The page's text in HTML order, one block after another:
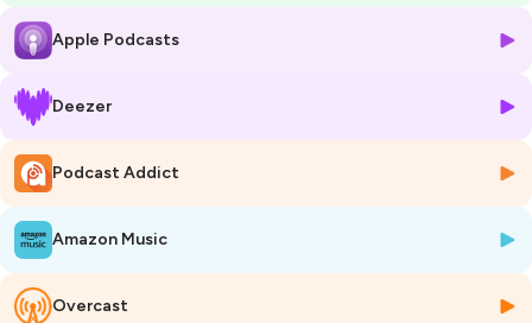
Apple Podcasts
Deezer
Podcast Addict
Amazon Music
Overcast